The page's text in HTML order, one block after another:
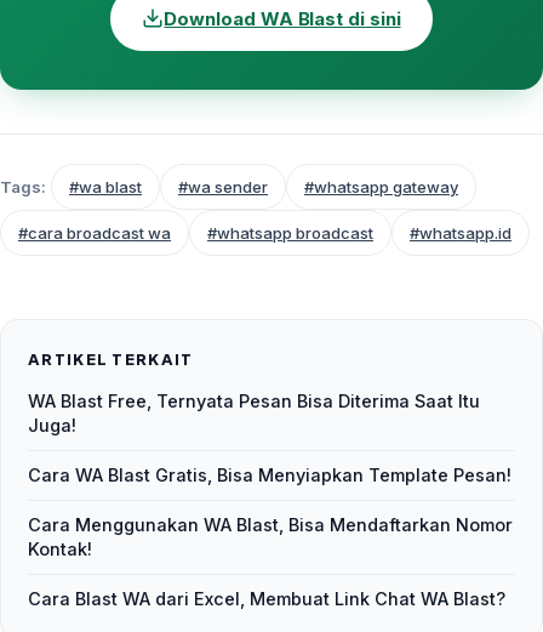
Download WA Blast di sini
Tags: #wa blast #wa sender #whatsapp gateway
#cara broadcast wa #whatsapp broadcast #whatsapp.id
ARTIKEL TERKAIT
WA Blast Free, Ternyata Pesan Bisa Diterima Saat Itu
Juga!
Cara WA Blast Gratis, Bisa Menyiapkan Template Pesan!
Cara Menggunakan WA Blast, Bisa Mendaftarkan Nomor
Kontak!
Cara Blast WA dari Excel, Membuat Link Chat WA Blast?